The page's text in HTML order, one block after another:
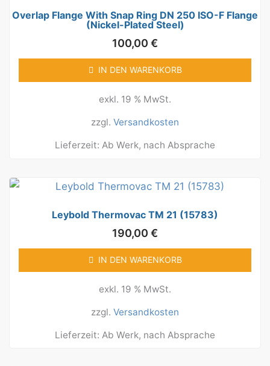
Overlap Flange With Snap Ring DN 250 ISO-F Flange
(nickel-Plated Steel)
100,00 €
IN DEN WARENKORB
exkl. 19 % MwSt.
zzgl. Versandkosten
Lieferzeit: Ab Werk, nach Absprache
Leybold Thermovac TM 21 (15783)
190,00 €
IN DEN WARENKORB
exkl. 19 % MwSt.
zzgl. Versandkosten
Lieferzeit: Ab Werk, nach Absprache